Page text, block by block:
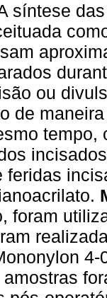
síntese
ou
de
tempo,
feridas
foram